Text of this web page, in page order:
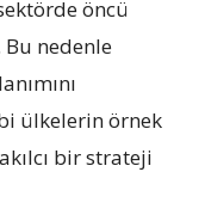
öncü
nedenle
ülkelerin örnek
bir strateji